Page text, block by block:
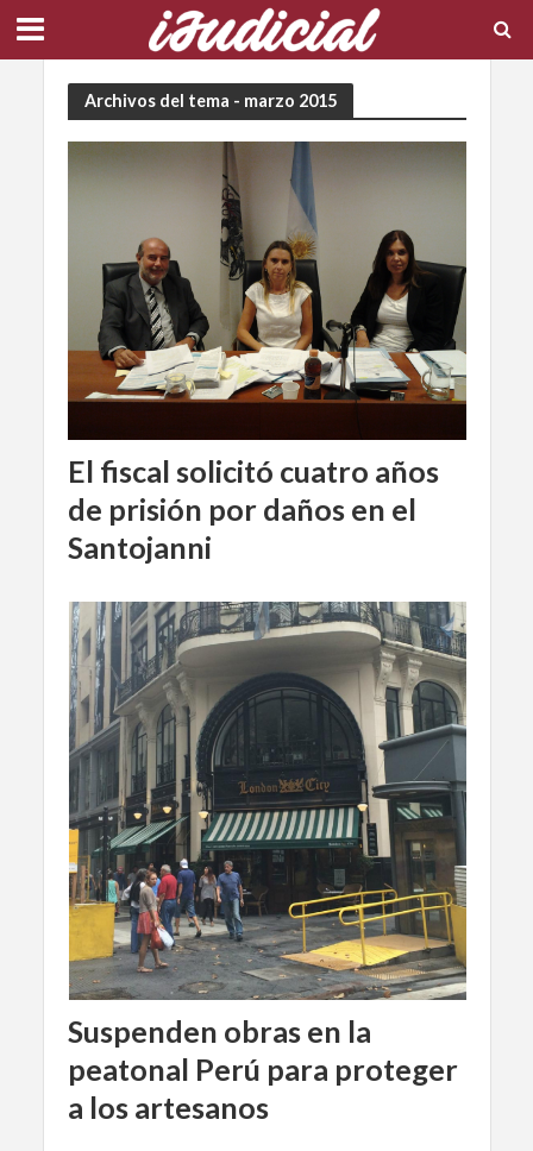
Archivos del tema - marzo 2015
El fiscal solicitó cuatro años
de prisión por daños en el
Santojanni
Suspenden obras en la
peatonal Perú para proteger
a los artesanos